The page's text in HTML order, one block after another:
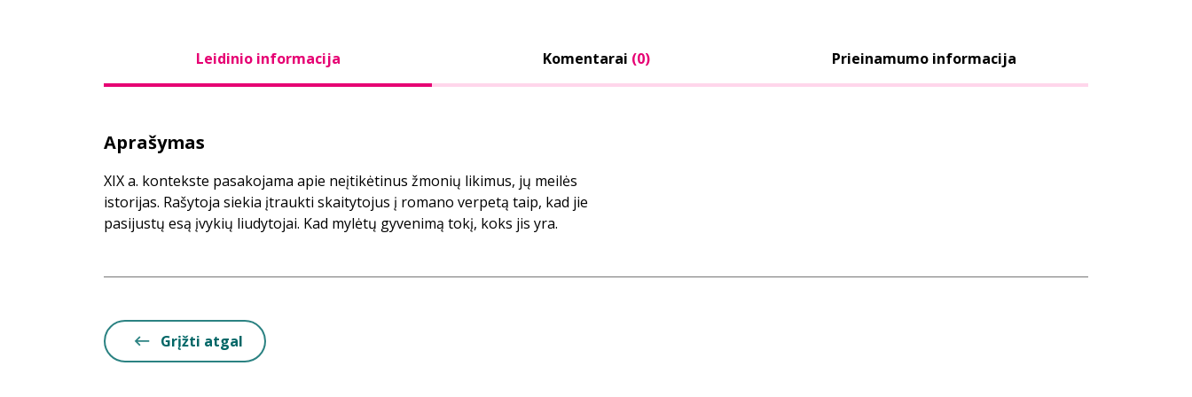
Leidinio informacija Komentarai (0) Prieinamumo informacija
Aprašymas
XIX a. kontekste pasakojama apie neįtikėtinus žmonių likimus, jų meilės
istorijas. Rašytoja siekia įtraukti skaitytojus į romano verpetą taip, kad jie
pasijustų esą įvykių liudytojai. Kad mylėtų gyvenimą tokį, koks jis yra.
Grįžti atgal